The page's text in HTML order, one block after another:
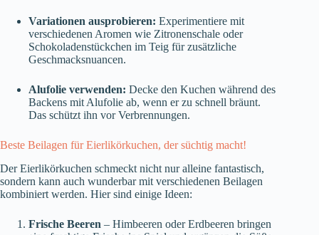
Variationen ausprobieren: Experimentiere mit
verschiedenen Aromen wie Zitronenschale oder
Schokoladenstückchen im Teig für zusätzliche
Geschmacksnuancen.
Alufolie verwenden: Decke den Kuchen während des
Backens mit Alufolie ab, wenn er zu schnell bräunt.
Das schützt ihn vor Verbrennungen.
Beste Beilagen für Eierlikörkuchen, der süchtig macht!
Der Eierlikörkuchen schmeckt nicht nur alleine fantastisch,
sondern kann auch wunderbar mit verschiedenen Beilagen
kombiniert werden. Hier sind einige Ideen:
Frische Beeren – Himbeeren oder Erdbeeren bringen